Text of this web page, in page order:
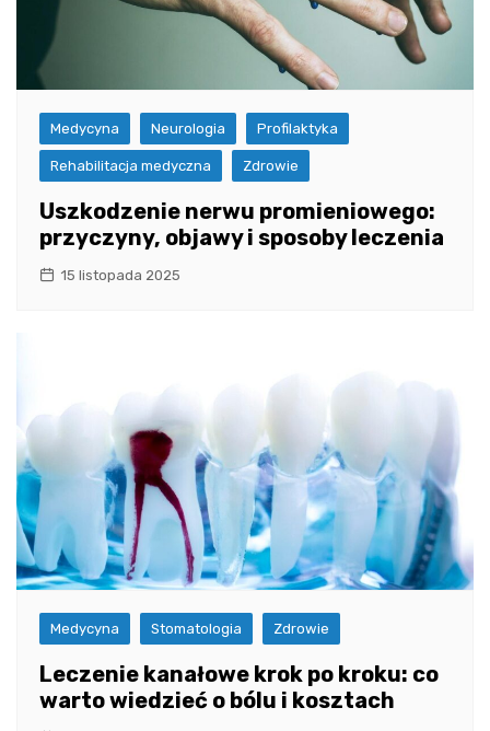
Medycyna Neurologia Profilaktyka
Rehabilitacja medyczna Zdrowie
Uszkodzenie nerwu promieniowego:
przyczyny, objawy i sposoby leczenia
15 listopada 2025
Medycyna Stomatologia Zdrowie
Leczenie kanałowe krok po kroku: co
warto wiedzieć o bólu i kosztach